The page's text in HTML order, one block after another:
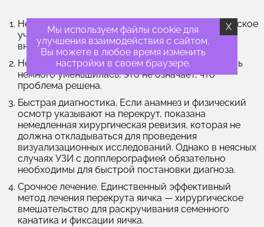
Немедленно обратитесь за помощью
в медицинское
учреждение или вызовете скорую помощь при
внезапной острой боли в мошонке.
Не ждите, что «пройдет само»— даже если боль
немного уменьшилась, это не означает, что
проблема решена.
Быстрая диагностика. Если анамнез и физический
осмотр указывают на перекрут, показана
немедленная хирургическая ревизия, которая не
должна откладываться для проведения
визуализационных исследований. Однако в неясных
случаях УЗИ с допплерографией обязательно
необходимы для быстрой постановки диагноза.
Срочное лечение. Единственный эффективный
метод лечения перекрута яичка — хирургическое
вмешательство для раскручивания семенного
канатика и фиксации яичка.
Мы используем файлы cookie для
улучшения взаимодействия с сайтом.
Вы можете в любое время изменить
настройки в своем браузере.
X